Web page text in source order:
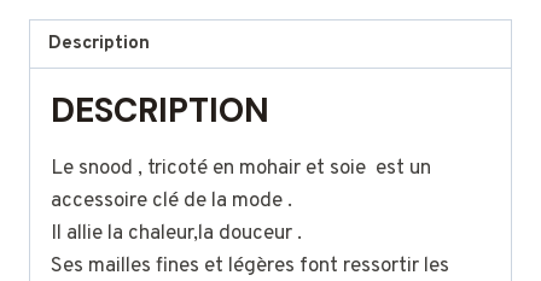
mohair
et
soie
couleur
originale
Description
DESCRIPTION
Le snood , tricoté en mohair et soie est un
accessoire clé de la mode .
Il allie la chaleur,la douceur .
Ses mailles fines et légères font ressortir les